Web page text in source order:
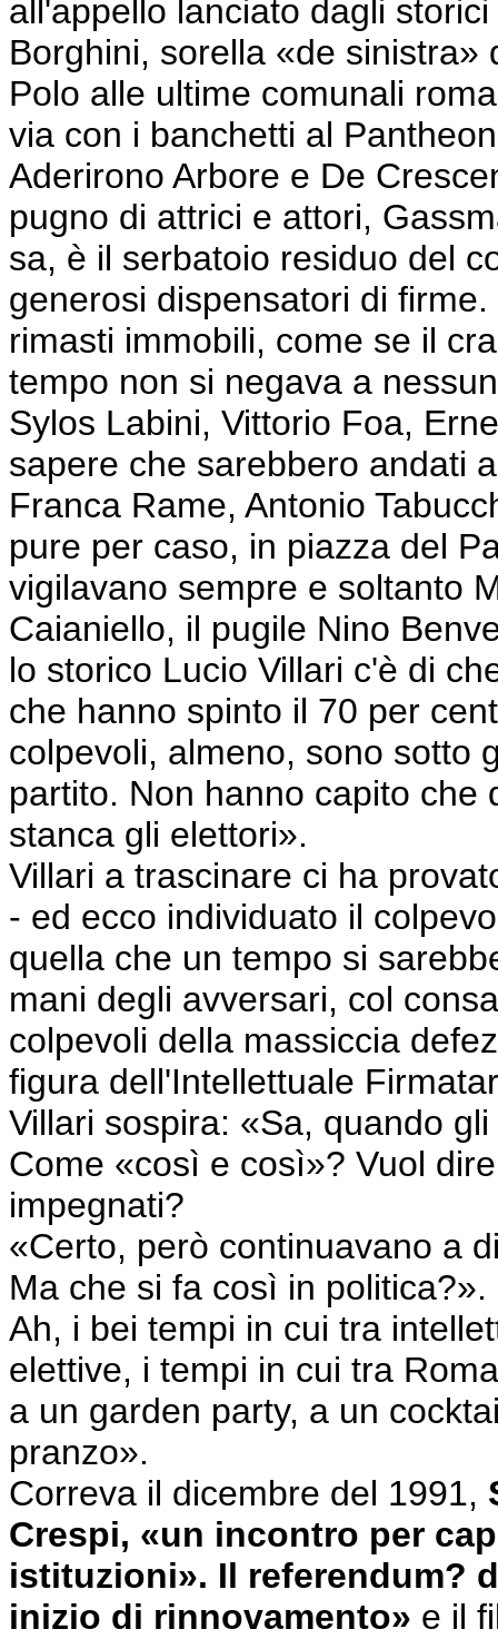
all'appello lanciato dagli
Borghini, sorella «de
Polo alle ultime comunali
via con i banchetti al
Aderirono Arbore e De
pugno di attrici e attori,
sa, è il serbatoio residuo del
generosi dispensatori di
rimasti immobili, come se il
tempo non si negava a
Sylos Labini, Vittorio Foa,
sapere che sarebbero andati
Franca Rame, Antonio
pure per caso, in piazza del
vigilavano sempre e soltanto
Caianiello, il pugile Nino
lo storico Lucio Villari c'è di
che hanno spinto il 70 per
colpevoli, almeno, sono sotto
partito. Non hanno capito che
stanca gli elettori».
Villari a trascinare ci ha
- ed ecco individuato il
quella che un tempo si
mani degli avversari, col
colpevoli della massiccia
figura dell'Intellettuale
Villari sospira: «Sa, quando
Come «così e così»? Vuol
impegnati?
«Certo, però continuavano a
Ma che si fa così in politica?».
Ah, i bei tempi in cui tra
elettive, i tempi in cui tra
a un garden party, a un
pranzo».
Correva il dicembre del 1991,
Crespi, «un incontro per
istituzioni». Il referendum?
inizio di rinnovamento» e il